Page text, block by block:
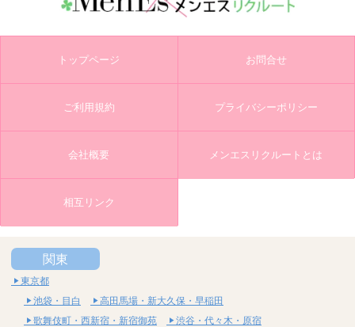
トップページ お問合せ
ご利用規約 プライバシーポリシー
会社概要 メンエスリクルートとは
相互リンク
関東
東京都
池袋・目白
高田馬場・新大久保・早稲田
歌舞伎町・西新宿・新宿御苑
渋谷・代々木・原宿